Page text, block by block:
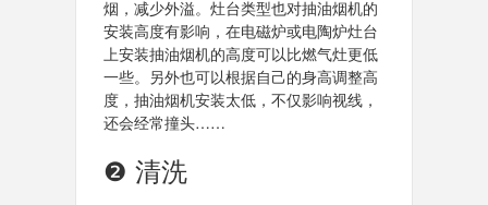
烟，减少外溢。灶台类型也对抽油烟机的
安装高度有影响，在电磁炉或电陶炉灶台
上安装抽油烟机的高度可以比燃气灶更低
一些。另外也可以根据自己的身高调整高
度，抽油烟机安装太低，不仅影响视线，
还会经常撞头……
❷ 清洗